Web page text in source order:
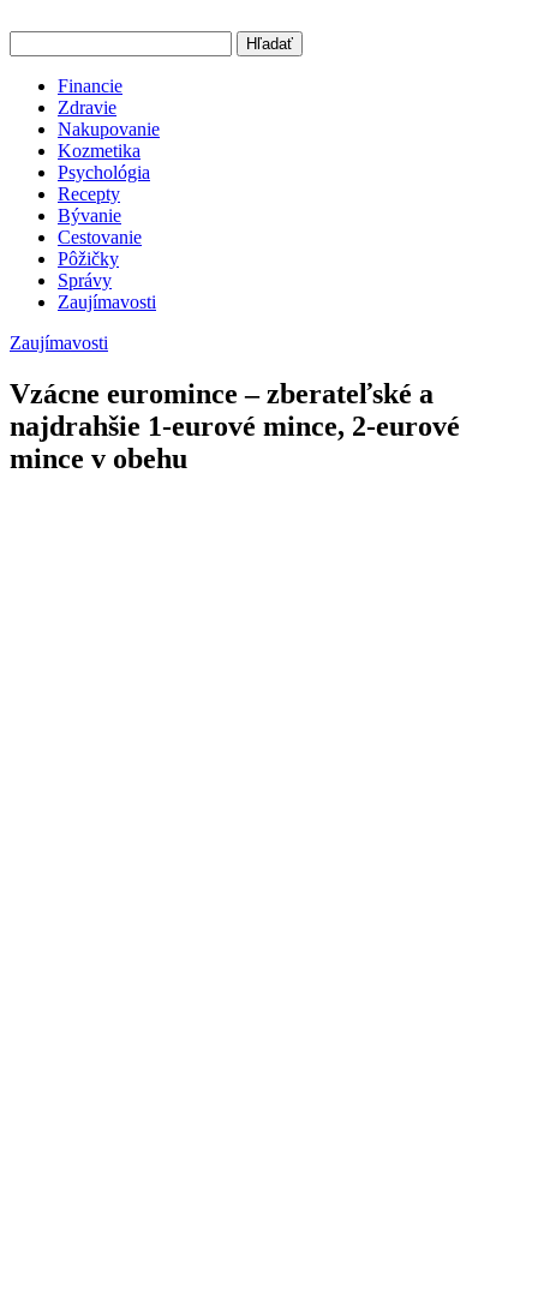
Hľadať
Financie
Zdravie
Nakupovanie
Kozmetika
Psychológia
Recepty
Bývanie
Cestovanie
Pôžičky
Správy
Zaujímavosti
Zaujímavosti
Vzácne euromince – zberateľské a
najdrahšie 1-eurové mince, 2-eurové
mince v obehu